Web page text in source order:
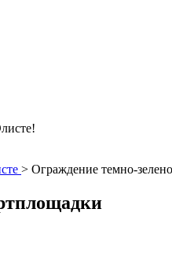
> Ограждение темно-